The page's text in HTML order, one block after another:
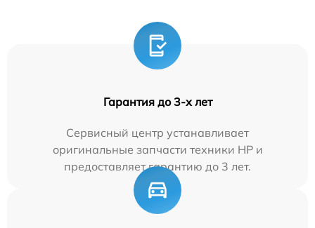
Гарантия до 3-х лет
Сервисный центр устанавливает
оригинальные запчасти техники HP и
предоставляет гарантию до 3 лет.